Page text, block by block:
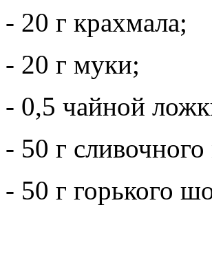
- 20 г крахмала;
- 20 г муки;
- 0,5 чайной
- 50 г сливочного
- 50 г горького